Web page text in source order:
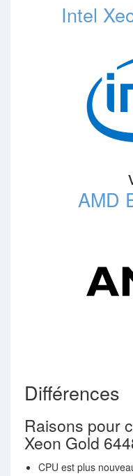
Intel
AMD
Différences
Raisons pour
Xeon Gold
CPU est plus